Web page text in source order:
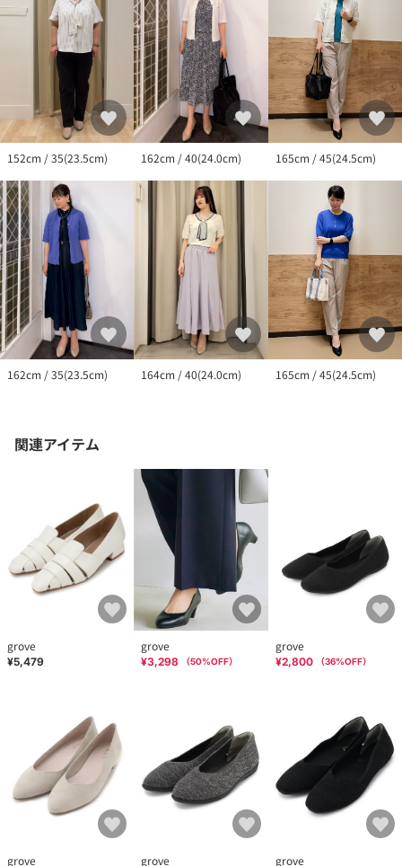
152cm / 35(23.5cm) 162cm / 40(24.0cm) 165cm / 45(24.5cm)
162cm / 35(23.5cm) 164cm / 40(24.0cm) 165cm / 45(24.5cm)
関連アイテム
grove
¥5,479
grove
¥3,298 （50%OFF）
grove
¥2,800 （36%OFF）
grove grove grove